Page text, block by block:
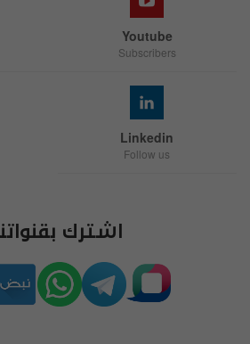
Youtube
Subscribers
Linkedin
Follow us
اشترك